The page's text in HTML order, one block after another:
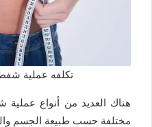
تكلفه عملية
هناك العديد من أنواع
مختلفة حسب طبيعة الجسم